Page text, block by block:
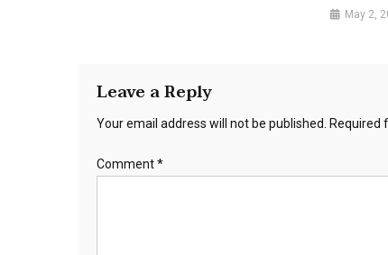
May 2,
Leave a Reply
Your email address will not be published. Required
Comment*